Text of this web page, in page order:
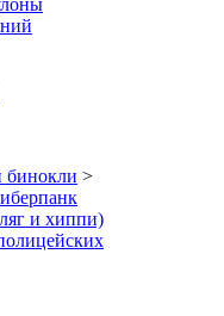
бинокли >
и хиппи)